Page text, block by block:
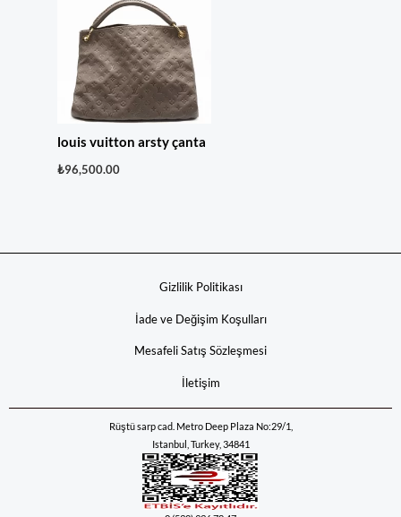
louis vuitton arsty çanta
₺96,500.00
Gizlilik Politikası
İade ve Değişim Koşulları
Mesafeli Satış Sözleşmesi
İletişim
Rüştü sarp cad. Metro Deep Plaza No:29/1,
Istanbul, Turkey, 34841